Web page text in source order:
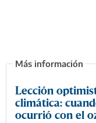
Lección
climática:
ocurrió con el